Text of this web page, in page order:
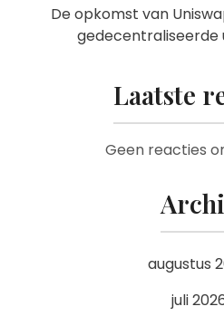
De opkomst van
gedecentraliseerde
Laatste
Geen reacties
augustus
juli